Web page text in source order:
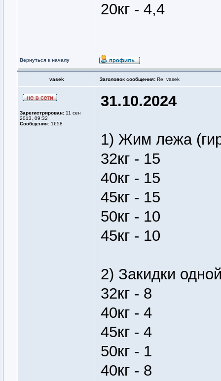
20кг - 4,4
Вернуться к началу
vasek Заголовок сообщения: Re: vasek
Зарегистрирован: 11 сен
2013, 09:32
Сообщения: 1658
31.10.2024
1) Жим лежа
32кг - 15
40кг - 15
45кг - 15
50кг - 10
45кг - 10
2) Закидки
32кг - 8
40кг - 4
45кг - 4
50кг - 1
40кг - 8